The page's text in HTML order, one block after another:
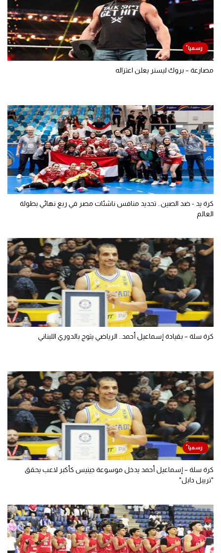
مصارعة – بروك ليسنر يعلن اعتزاله
كرة يد - ضد الصين.. تحديد منافس ناشئات مصر في ربع نهائي بطولة
العالم
كرة سلة – بقيادة إسماعيل أحمد.. الرياضي يتوج بالدوري اللبناني
كرة سلة – إسماعيل أحمد يدخل موسوعة جينيس كأكبر لاعب يحقق
"تريبل دابل"